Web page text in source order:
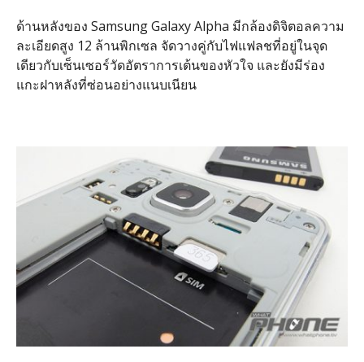
ด้านหลังของ Samsung Galaxy Alpha มีกล้องดิจิตอลความ
ละเอียดสูง 12 ล้านพิกเซล จัดวางคู่กับไฟแฟลชที่อยู่ในจุด
เดียวกับเซ็นเซอร์วัดอัตราการเต้นของหัวใจ และยังมีร่อง
แกะฝาหลังที่ซ่อนอย่างแนบเนียน